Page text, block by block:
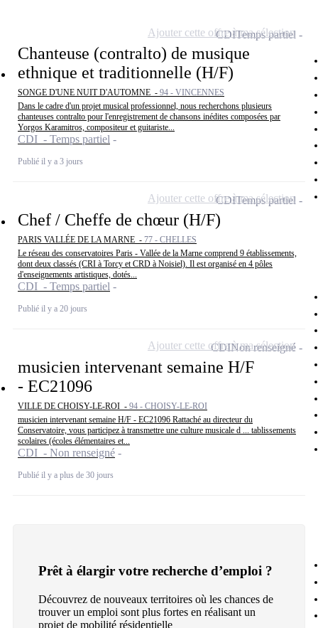
Chanteuse (contralto) de musique
ethnique et traditionnelle (H/F)
SONGE D'UNE NUIT D'AUTOMNE - 94 - VINCENNES
Dans le cadre d'un projet musical professionnel, nous recherchons plusieurs
chanteuses contralto pour l'enregistrement de chansons inédites composées par
Yorgos Karamitros, compositeur et guitariste...
CDI - Temps partiel
Publié il y a 3 jours
CDITemps partiel
Ajouter cette offre à ma sélection
Chef / Cheffe de chœur (H/F)
PARIS VALLÉE DE LA MARNE - 77 - CHELLES
Le réseau des conservatoires Paris - Vallée de la Marne comprend 9 établissements,
dont deux classés (CRI à Torcy et CRD à Noisiel). Il est organisé en 4 pôles
d'enseignements artistiques, dotés...
CDI - Temps partiel
Publié il y a 20 jours
CDITemps partiel
Ajouter cette offre à ma sélection
musicien intervenant semaine H/F
- EC21096
VILLE DE CHOISY-LE-ROI - 94 - CHOISY-LE-ROI
musicien intervenant semaine H/F - EC21096 Rattaché au directeur du
Conservatoire, vous participez à transmettre une culture musicale d ... tablissements
scolaires (écoles élémentaires et...
CDI - Non renseigné
Publié il y a plus de 30 jours
CDINon renseigné
Ajouter cette offre à ma sélection
Prêt à élargir votre recherche d’emploi ?
Découvrez de nouveaux territoires où les chances de
trouver un emploi sont plus fortes en réalisant un
projet de mobilité résidentielle